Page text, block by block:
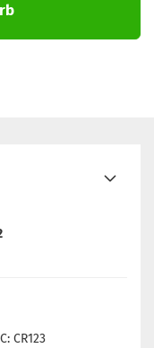
CR123